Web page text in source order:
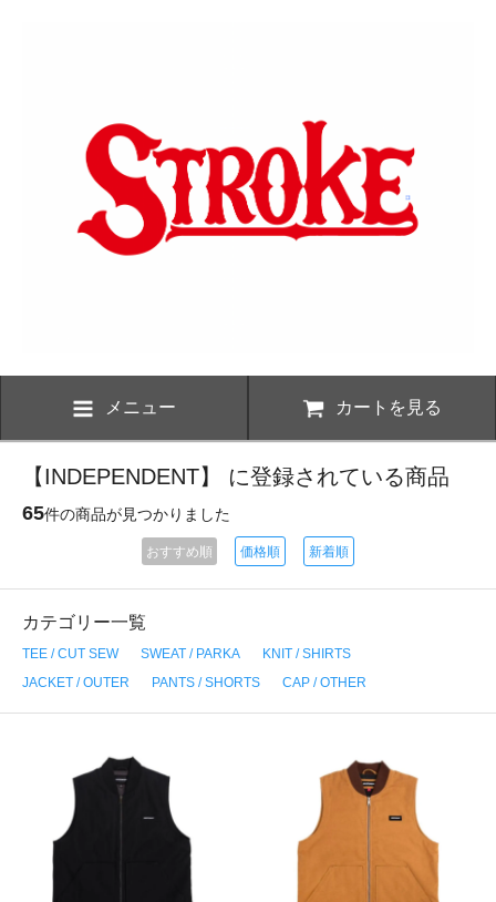
メニュー カートを見る
【INDEPENDENT】 に登録されている商品
65件の商品が見つかりました
おすすめ順 価格順 新着順
カテゴリー一覧
TEE / CUT SEW SWEAT / PARKA
KNIT / SHIRTS
JACKET / OUTER
PANTS / SHORTS CAP / OTHER